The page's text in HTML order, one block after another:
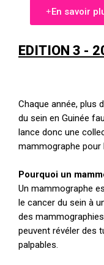
En savoir
EDITION 3 -
Chaque année, plus
du sein en Guinée
lance donc une
mammographe pour
Pourquoi un
Un mammographe
le cancer du sein à
des
peuvent révéler des
palpables.